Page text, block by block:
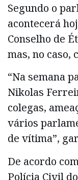
Segundo o
acontecerá
Conselho de
mas, no caso,
“Na semana
Nikolas
colegas,
vários
de vítima”,
De acordo
Polícia Civil